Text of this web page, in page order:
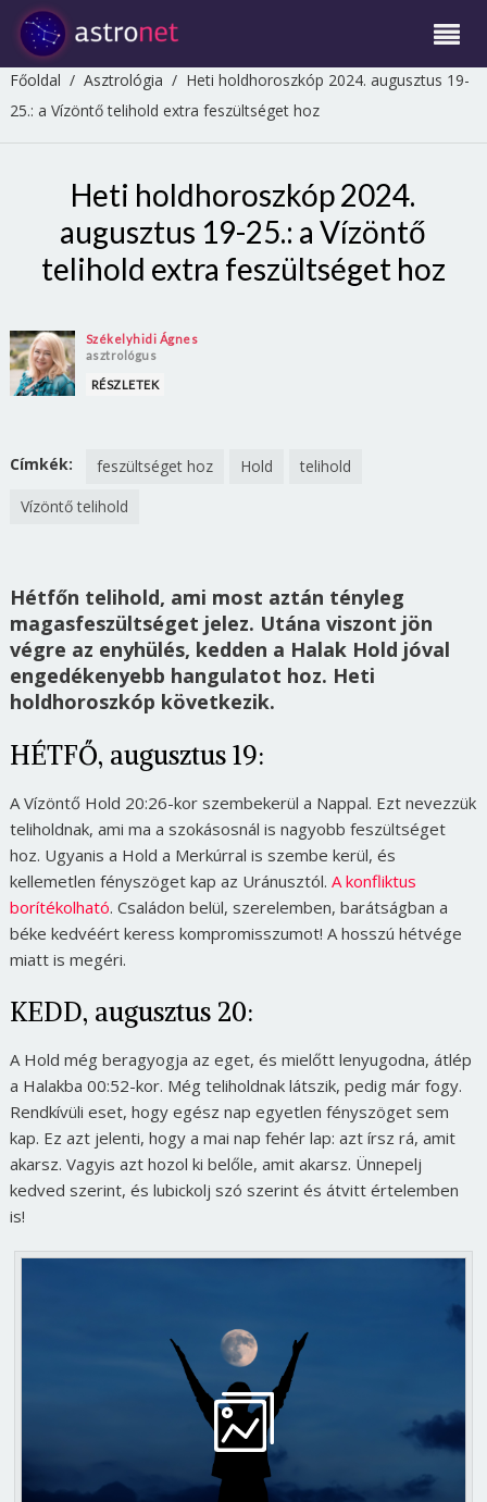
Főoldal / Asztrológia / Heti holdhoroszkóp 2024. augusztus 19-
25.: a Vízöntő telihold extra feszültséget hoz
Heti holdhoroszkóp 2024.
augusztus 19-25.: a Vízöntő
telihold extra feszültséget hoz
Székelyhidi Ágnes
asztrológus
RÉSZLETEK
Címkék: feszültséget hoz Hold
telihold
Vízöntő telihold
Hétfőn telihold, ami most aztán tényleg
magasfeszültséget jelez. Utána viszont jön
végre az enyhülés, kedden a Halak Hold jóval
engedékenyebb hangulatot hoz. Heti
holdhoroszkóp következik.
HÉTFŐ, augusztus 19:
A Vízöntő Hold 20:26-kor szembekerül a Nappal. Ezt nevezzük
teliholdnak, ami ma a szokásosnál is nagyobb feszültséget
hoz. Ugyanis a Hold a Merkúrral is szembe kerül, és
kellemetlen fényszöget kap az Uránusztól. A konfliktus
borítékolható. Családon belül, szerelemben, barátságban a
béke kedvéért keress kompromisszumot! A hosszú hétvége
miatt is megéri.
KEDD, augusztus 20:
A Hold még beragyogja az eget, és mielőtt lenyugodna, átlép
a Halakba 00:52-kor. Még teliholdnak látszik, pedig már fogy.
Rendkívüli eset, hogy egész nap egyetlen fényszöget sem
kap. Ez azt jelenti, hogy a mai nap fehér lap: azt írsz rá, amit
akarsz. Vagyis azt hozol ki belőle, amit akarsz. Ünnepelj
kedved szerint, és lubickolj szó szerint és átvitt értelemben
is!